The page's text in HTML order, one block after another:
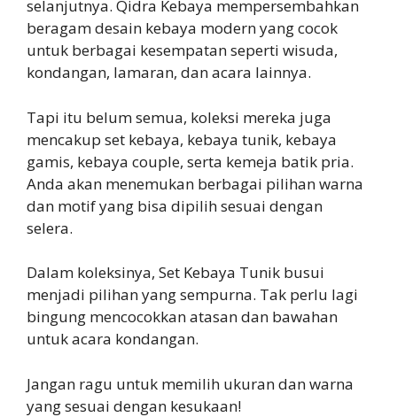
selanjutnya. Qidra Kebaya mempersembahkan
beragam desain kebaya modern yang cocok
untuk berbagai kesempatan seperti wisuda,
kondangan, lamaran, dan acara lainnya.
Tapi itu belum semua, koleksi mereka juga
mencakup set kebaya, kebaya tunik, kebaya
gamis, kebaya couple, serta kemeja batik pria.
Anda akan menemukan berbagai pilihan warna
dan motif yang bisa dipilih sesuai dengan
selera.
Dalam koleksinya, Set Kebaya Tunik busui
menjadi pilihan yang sempurna. Tak perlu lagi
bingung mencocokkan atasan dan bawahan
untuk acara kondangan.
Jangan ragu untuk memilih ukuran dan warna
yang sesuai dengan kesukaan!